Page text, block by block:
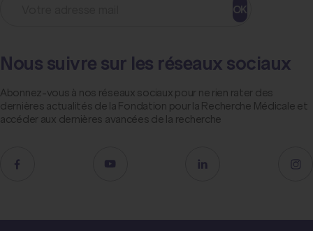
OK
Nous suivre sur les réseaux sociaux
Abonnez-vous à nos réseaux sociaux pour ne rien rater des
dernières actualités de la Fondation pour la Recherche Médicale et
accéder aux dernières avancées de la recherche